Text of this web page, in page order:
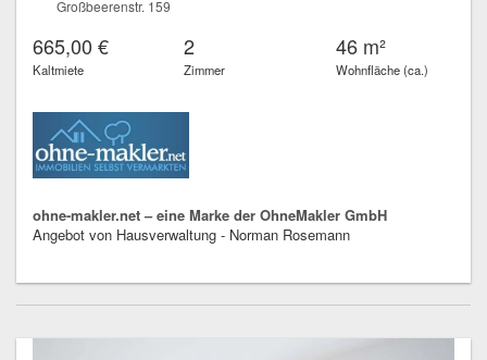
Großbeerenstr. 159
665,00 €
Kaltmiete
2
Zimmer
46 m²
Wohnfläche (ca.)
ohne-makler.net – eine Marke der OhneMakler GmbH
Angebot von Hausverwaltung - Norman Rosemann